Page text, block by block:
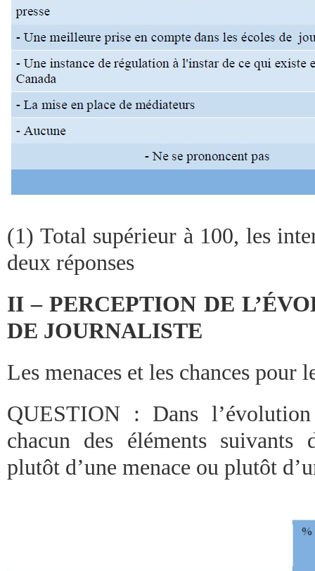
(1) Total supérieur à 100, les
deux réponses
II – PERCEPTION DE
DE JOURNALISTE
Les menaces et les chances pour
QUESTION : Dans
chacun des éléments suivants
plutôt d’une menace ou plutôt